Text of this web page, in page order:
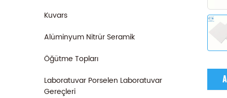
Kuvars
Alüminyum Nitrür Seramik
Öğütme Topları
Laboratuvar Porselen Laboratuvar
Gereçleri